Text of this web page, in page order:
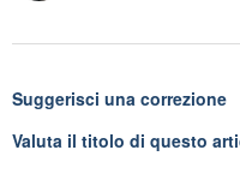
Suggerisci una correzione
Valuta il titolo di questo